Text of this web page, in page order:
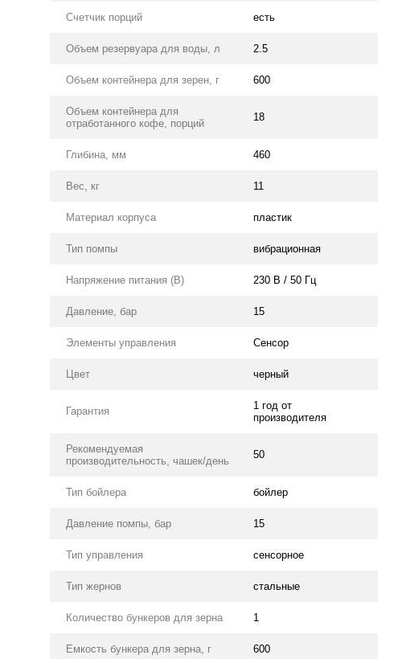
Счетчик порций есть
Объем резервуара для воды, л 2.5
Объем контейнера для зерен, г 600
Объем контейнера для
отработанного кофе, порций
18
Глибина, мм 460
Вес, кг 11
Материал корпуса пластик
Тип помпы вибрационная
Напряжение питания (В) 230 В / 50 Гц
Давление, бар 15
Элементы управления Сенсор
Цвет черный
Гарантия
1 год от
производителя
Рекомендуемая
производительность, чашек/день
50
Тип бойлера бойлер
Давление помпы, бар 15
Тип управления сенсорное
Тип жернов стальные
Количество бункеров для зерна 1
Емкость бункера для зерна, г 600